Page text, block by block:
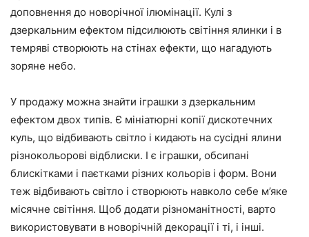
доповнення до новорічної ілюмінації. Кулі з
дзеркальним ефектом підсилюють світіння ялинки і в
темряві створюють на стінах ефекти, що нагадують
зоряне небо.
У продажу можна знайти іграшки з дзеркальним
ефектом двох типів. Є мініатюрні копії дискотечних
куль, що відбивають світло і кидають на сусідні ялини
різнокольорові відблиски. І є іграшки, обсипані
блискітками і паєтками різних кольорів і форм. Вони
теж відбивають світло і створюють навколо себе м’яке
місячне світіння. Щоб додати різноманітності, варто
використовувати в новорічній декорації і ті, і інші.